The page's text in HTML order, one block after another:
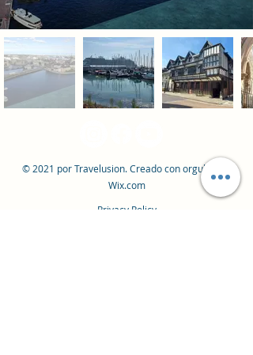
© 2021 por Travelusion. Creado con orgullo con
Wix.com
Privacy Policy